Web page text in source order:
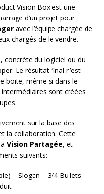
Vision Box est une
d’un projet pour
avec l’équipe chargée de
chargés de le vendre.
concrète du logiciel ou du
Le résultat final n’est
boite, même si dans le
intermédiaires sont créées
sur la base des
la collaboration. Cette
Vision Partagée, et
suivants:
– Slogan – 3/4 Bullets